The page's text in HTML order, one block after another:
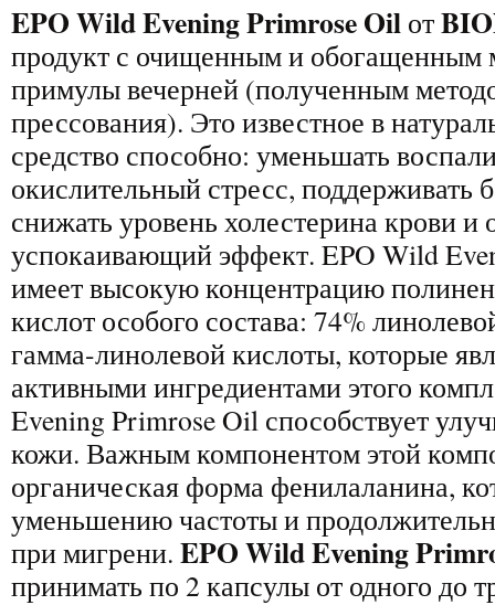
EPO Wild Evening Primrose Oil от
продукт с очищенным и обогащенным
примулы вечерней (полученным
прессования). Это известное в
средство способно: уменьшать
окислительный стресс, поддерживать
снижать уровень холестерина крови и
успокаивающий эффект. EPO Wild
имеет высокую концентрацию
кислот особого состава: 74%
гамма-линолевой кислоты, которые
активными ингредиентами этого
Evening Primrose Oil способствует
кожи. Важным компонентом этой
органическая форма фенилаланина,
уменьшению частоты и
при мигрени. EPO Wild Evening
принимать по 2 капсулы от одного до